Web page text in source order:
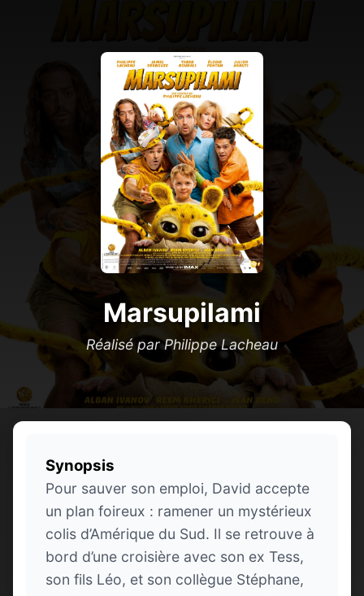
Marsupilami
Réalisé par Philippe Lacheau
Synopsis
Pour sauver son emploi, David accepte
un plan foireux : ramener un mystérieux
colis d’Amérique du Sud. Il se retrouve à
bord d’une croisière avec son ex Tess,
son fils Léo, et son collègue Stéphane,